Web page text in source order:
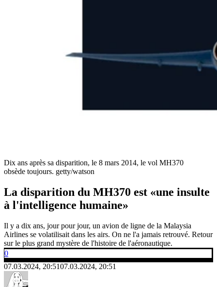
Dix ans après sa disparition, le 8 mars 2014, le vol MH370
obsède toujours. getty/watson
La disparition du MH370 est «une insulte
à l'intelligence humaine»
Il y a dix ans, jour pour jour, un avion de ligne de la Malaysia
Airlines se volatilisait dans les airs. On ne l'a jamais retrouvé. Retour
sur le plus grand mystère de l'histoire de l'aéronautique.
0
07.03.2024, 20:5107.03.2024, 20:51